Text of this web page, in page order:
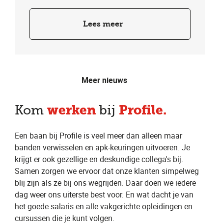
Lees meer
Meer nieuws
Kom werken bij Profile.
Een baan bij Profile is veel meer dan alleen maar
banden verwisselen en apk-keuringen uitvoeren. Je
krijgt er ook gezellige en deskundige collega's bij.
Samen zorgen we ervoor dat onze klanten simpelweg
blij zijn als ze bij ons wegrijden. Daar doen we iedere
dag weer ons uiterste best voor. En wat dacht je van
het goede salaris en alle vakgerichte opleidingen en
cursussen die je kunt volgen.